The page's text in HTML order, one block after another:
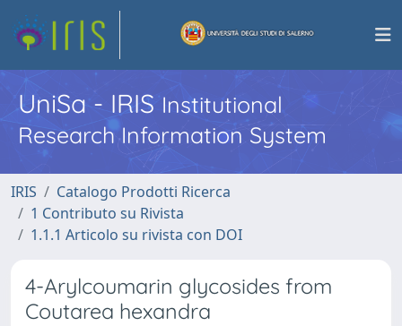
UniSa - IRISInstitutional
Research Information System
IRIS
Catalogo Prodotti Ricerca
1 Contributo su Rivista
1.1.1 Articolo su rivista con DOI
4-Arylcoumarin glycosides from
Coutarea hexandra